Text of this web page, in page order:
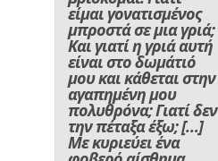
είμαι γονατισμένος
μπροστά σε μια γριά;
Και γιατί η γριά αυτή
είναι στο δωμάτιό
μου και κάθεται στην
αγαπημένη μου
πολυθρόνα; Γιατί δεν
την πέταξα έξω;[…]
Με κυριεύει ένα